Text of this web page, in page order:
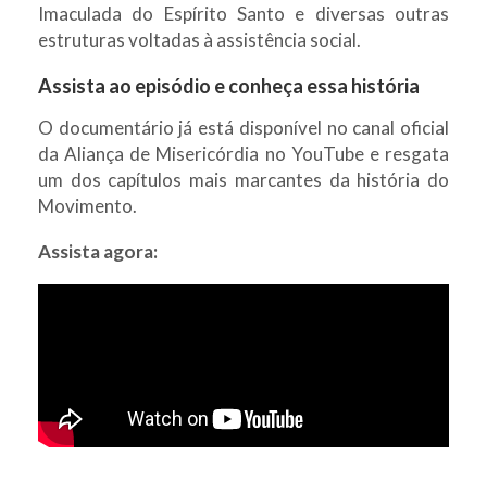
Imaculada do Espírito Santo e diversas outras
estruturas voltadas à assistência social.
Assista ao episódio e conheça essa história
O documentário já está disponível no canal oficial
da Aliança de Misericórdia no YouTube e resgata
um dos capítulos mais marcantes da história do
Movimento.
Assista agora: